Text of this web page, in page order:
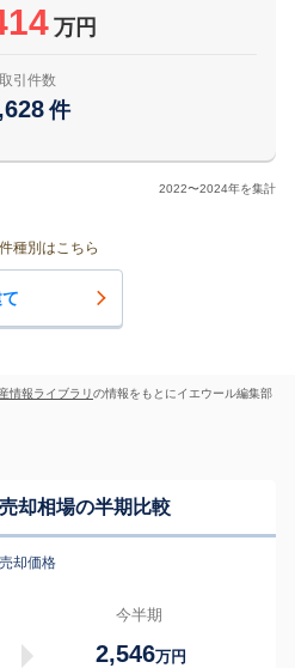
万円
取引件数
件
2022〜2024年を集計
種別はこちら
情報ライブラリの情報をもとにイエウール編集部
却相場の半期比較
売却価格
今半期
2,546万円